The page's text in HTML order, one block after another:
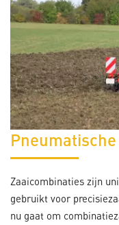
Zaaicombinaties zijn
gebruikt voor
nu gaat om